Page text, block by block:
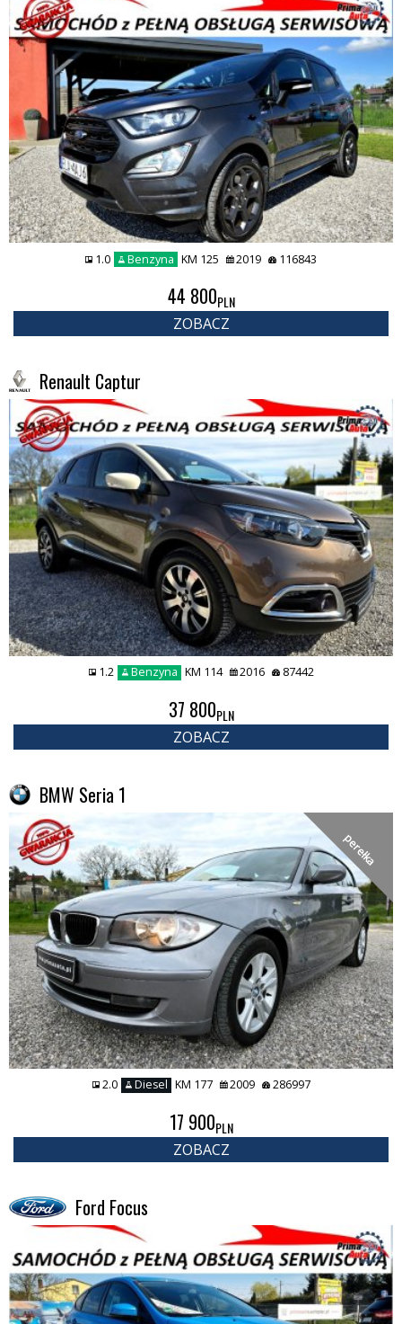
1.0 Benzyna KM 125 2019 116843
44 800PLN
ZOBACZ
Renault Captur
1.2 Benzyna KM 114 2016 87442
37 800PLN
ZOBACZ
BMW Seria 1
perełka
2.0 Diesel KM 177 2009 286997
17 900PLN
ZOBACZ
Ford Focus